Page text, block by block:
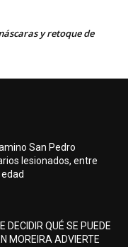
y retoque de
San Pedro
lesionados, entre
DECIDIR QUÉ SE PUEDE
MOREIRA ADVIERTE